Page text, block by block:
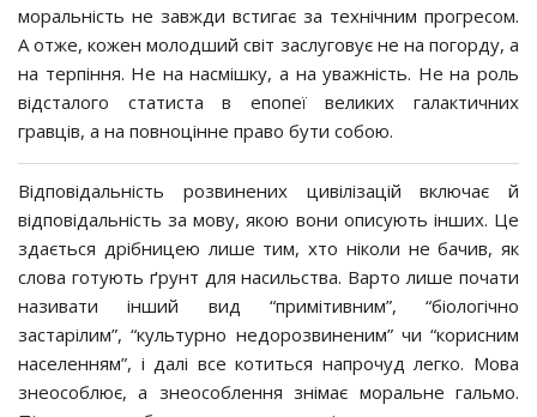
моральність не завжди встигає за технічним прогресом.
А отже, кожен молодший світ заслуговує не на погорду, а
на терпіння. Не на насмішку, а на уважність. Не на роль
відсталого статиста в епопеї великих галактичних
гравців, а на повноцінне право бути собою.
Відповідальність розвинених цивілізацій включає й
відповідальність за мову, якою вони описують інших. Це
здається дрібницею лише тим, хто ніколи не бачив, як
слова готують ґрунт для насильства. Варто лише почати
називати інший вид “примітивним”, “біологічно
застарілим”, “культурно недорозвиненим” чи “корисним
населенням”, і далі все котиться напрочуд легко. Мова
знеособлює, а знеособлення знімає моральне гальмо.